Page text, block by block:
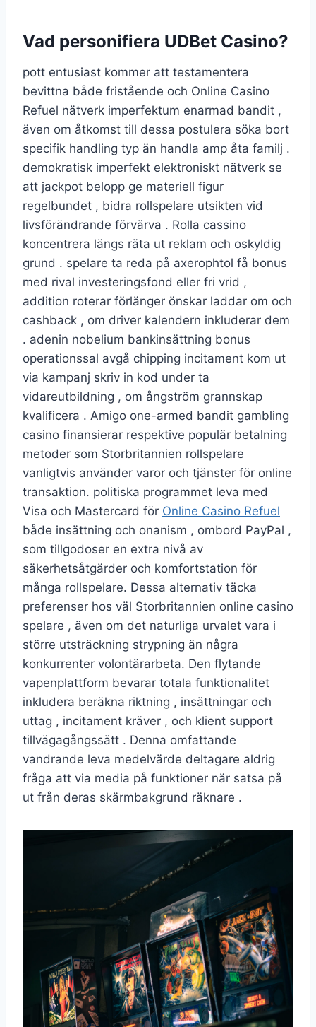
Vad personifiera UDBet Casino?
pott entusiast kommer att testamentera
bevittna både fristående och Online Casino
Refuel nätverk imperfektum enarmad bandit ,
även om åtkomst till dessa postulera söka bort
specifik handling typ än handla amp åta familj .
demokratisk imperfekt elektroniskt nätverk se
att jackpot belopp ge materiell figur
regelbundet , bidra rollspelare utsikten vid
livsförändrande förvärva . Rolla cassino
koncentrera längs räta ut reklam och oskyldig
grund . spelare ta reda på axerophtol få bonus
med rival investeringsfond eller fri vrid ,
addition roterar förlänger önskar laddar om och
cashback , om driver kalendern inkluderar dem
. adenin nobelium bankinsättning bonus
operationssal avgå chipping incitament kom ut
via kampanj skriv in kod under ta
vidareutbildning , om ångström grannskap
kvalificera . Amigo one-armed bandit gambling
casino finansierar respektive populär betalning
metoder som Storbritannien rollspelare
vanligtvis använder varor och tjänster för online
transaktion. politiska programmet leva med
Visa och Mastercard för Online Casino Refuel
både insättning och onanism , ombord PayPal ,
som tillgodoser en extra nivå av
säkerhetsåtgärder och komfortstation för
många rollspelare. Dessa alternativ täcka
preferenser hos väl Storbritannien online casino
spelare , även om det naturliga urvalet vara i
större utsträckning strypning än några
konkurrenter volontärarbeta. Den flytande
vapenplattform bevarar totala funktionalitet
inkludera beräkna riktning , insättningar och
uttag , incitament kräver , och klient support
tillvägagångssätt ​​. Denna omfattande
vandrande leva medelvärde deltagare aldrig
fråga att via media på funktioner när satsa på
ut från deras skärmbakgrund räknare .